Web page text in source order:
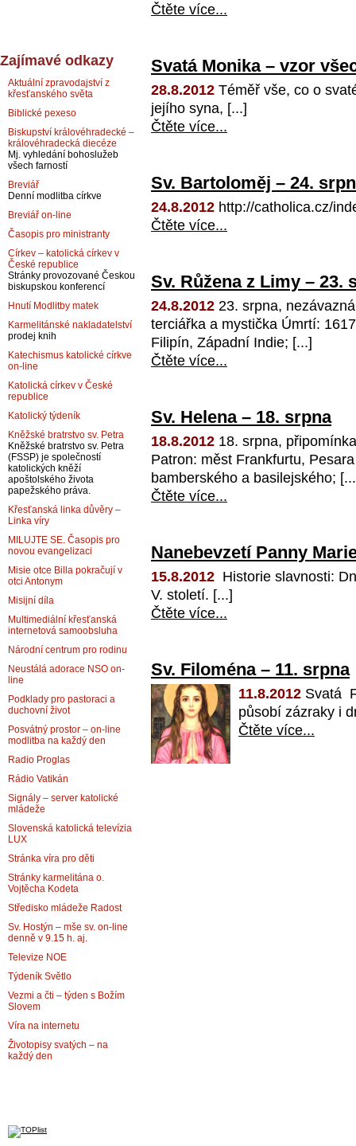
Čtěte více...
Svatá Monika – vzor
28.8.2012 Téměř vše, co o
jejího syna, [...]
Čtěte více...
Sv. Bartoloměj – 24.
24.8.2012 http://catholica.cz/
Čtěte více...
Sv. Růžena z Limy – 23.
24.8.2012 23. srpna,
terciářka a mystička Úmrtí:
Filipín, Západní Indie; [...]
Čtěte více...
Sv. Helena – 18. srpna
18.8.2012 18. srpna,
Patron: měst Frankfurtu,
bamberského a basilejského;
Čtěte více...
Nanebevzetí Panny
15.8.2012 Historie slavnosti:
V. století. [...]
Čtěte více...
Sv. Filoména – 11. srpna
11.8.2012 Svatá
působí zázraky i
Čtěte více...
Zajímavé odkazy
Aktuální zpravodajství z
křesťanského světa
Biblické pexeso
Biskupství královéhradecké –
královéhradecká diecéze
Mj. vyhledání bohoslužeb
všech farností
Breviář
Denní modlitba církve
Breviář on-line
Časopis pro ministranty
Církev – katolická církev v
České republice
Stránky provozované Českou
biskupskou konferencí
Hnutí Modlitby matek
Karmelitánské nakladatelství
prodej knih
Katechismus katolické církve
on-line
Katolická církev v České
republice
Katolický týdeník
Kněžské bratrstvo sv. Petra
Kněžské bratrstvo sv. Petra
(FSSP) je společností
katolických kněží
apoštolského života
papežského práva.
Křesťanská linka důvěry –
Linka víry
MILUJTE SE. Časopis pro
novou evangelizaci
Misie otce Billa pokračují v
otci Antonym
Misijní díla
Multimediální křesťanská
internetová samoobsluha
Národní centrum pro rodinu
Neustálá adorace NSO on-
line
Podklady pro pastoraci a
duchovní život
Posvátný prostor – on-line
modlitba na každý den
Radio Proglas
Rádio Vatikán
Signály – server katolické
mládeže
Slovenská katolická televízia
LUX
Stránka víra pro děti
Stránky karmelitána o.
Vojtěcha Kodeta
Středisko mládeže Radost
Sv. Hostýn – mše sv. on-line
denně v 9.15 h. aj.
Televize NOE
Týdeník Světlo
Vezmi a čti – týden s Božím
Slovem
Víra na internetu
Životopisy svatých – na
každý den